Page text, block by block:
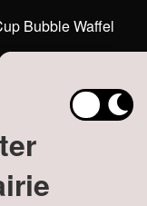
Bubble Waffel